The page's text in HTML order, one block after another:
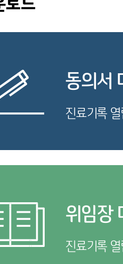
동의서
진료기록
위임장
진료기록